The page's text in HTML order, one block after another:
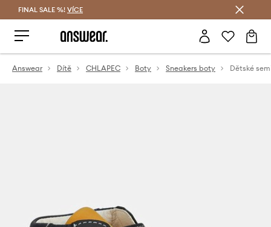
FINAL SALE %! VÍCE
Answear Dítě CHLAPEC Boty Sneakers boty